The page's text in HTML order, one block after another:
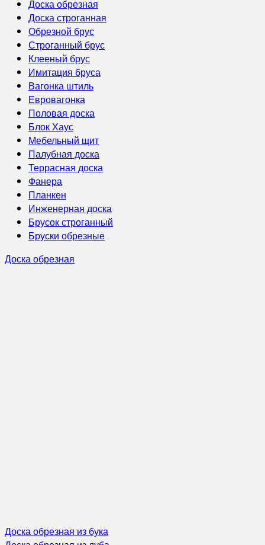
Доска обрезная
Доска строганная
Обрезной брус
Строганный брус
Клееный брус
Имитация бруса
Вагонка штиль
Евровагонка
Половая доска
Блок Хаус
Мебельный щит
Палубная доска
Террасная доска
Фанера
Планкен
Инженерная доска
Брусок строганный
Бруски обрезные
Доска обрезная
Доска обрезная из бука